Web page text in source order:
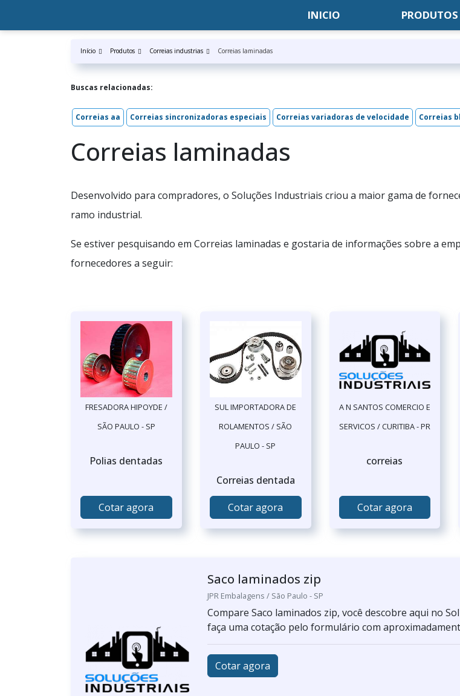
INICIO PRODUTOS
Início Produtos Correias industrias Correias laminadas
Buscas relacionadas:
Correias aa Correias sincronizadoras especiais Correias variadoras de velocidade Correias
Correias laminadas
Desenvolvido para compradores, o Soluções Industriais criou a maior gama de
ramo industrial.
Se estiver pesquisando em Correias laminadas e gostaria de informações sobre a
fornecedores a seguir:
FRESADORA HIPOYDE /
SÃO PAULO - SP
Polias dentadas
Cotar agora
SUL IMPORTADORA DE
ROLAMENTOS / SÃO
PAULO - SP
Correias dentada
Cotar agora
A N SANTOS COMERCIO E
SERVICOS / CURITIBA - PR
correias
Cotar agora
Saco laminados zip
JPR Embalagens / São Paulo - SP
Compare Saco laminados zip, você descobre aqui no
faça uma cotação pelo formulário com
Cotar agora